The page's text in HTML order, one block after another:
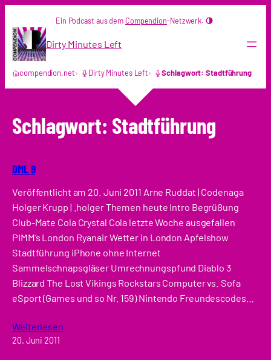
Inhalt
springen
Ein Podcast aus dem Compendion-Netzwerk.
Dirty Minutes Left
compendion.net Dirty Minutes Left Schlagwort: Stadtführung
Schlagwort: Stadtführung
DML 9
Veröffentlicht am 20. Juni 2011 Arne Ruddat | Codenaga
Holger Krupp | .holger Themen heute Intro Begrüßung
Club-Mate Cola Crystal Cola letzte Woche ausgefallen
PIMM’s London Ryanair Wetter in London Apfelshow
Stadtführung iPhone ohne Internet
Sammelschnapsgläser Umrechnungspfund Diablo 3
Blizzard The Lost Vikings Rockstars Computer vs. Sofa
eSport (Games und so Nr. 159) Nintendo Freundescodes…
Weiterlesen
20. Juni 2011